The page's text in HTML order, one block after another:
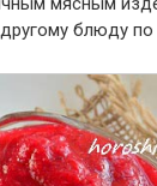
блюду